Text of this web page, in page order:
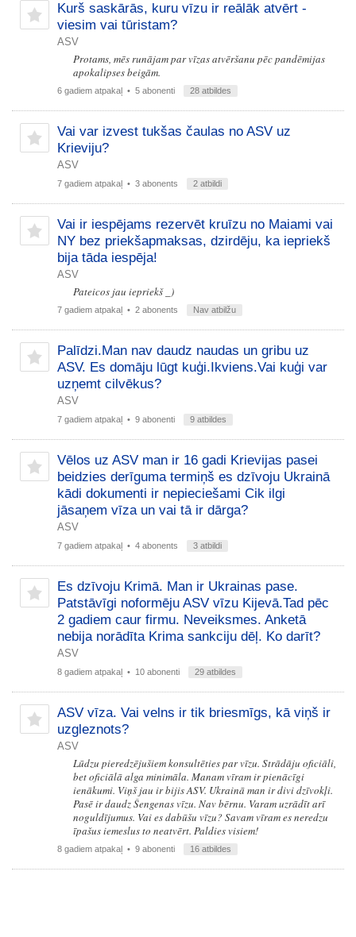
Kurš saskārās, kuru vīzu ir reālāk atvērt -
viesim vai tūristam?
ASV
Protams, mēs runājam par vīzas atvēršanu pēc pandēmijas
apokalipses beigām.
6 gadiem atpakaļ • 5 abonenti 28 atbildes
Vai var izvest tukšas čaulas no ASV uz
Krieviju?
ASV
7 gadiem atpakaļ • 3 abonents 2 atbildi
Vai ir iespējams rezervēt kruīzu no Maiami vai
NY bez priekšapmaksas, dzirdēju, ka iepriekš
bija tāda iespēja!
ASV
Pateicos jau iepriekš _)
7 gadiem atpakaļ • 2 abonents Nav atbilžu
Palīdzi.Man nav daudz naudas un gribu uz
ASV. Es domāju lūgt kuģi.Ikviens.Vai kuģi var
uzņemt cilvēkus?
ASV
7 gadiem atpakaļ • 9 abonenti 9 atbildes
Vēlos uz ASV man ir 16 gadi Krievijas pasei
beidzies derīguma termiņš es dzīvoju Ukrainā
kādi dokumenti ir nepieciešami Cik ilgi
jāsaņem vīza un vai tā ir dārga?
ASV
7 gadiem atpakaļ • 4 abonents 3 atbildi
Es dzīvoju Krimā. Man ir Ukrainas pase.
Patstāvīgi noformēju ASV vīzu Kijevā.Tad pēc
2 gadiem caur firmu. Neveiksmes. Anketā
nebija norādīta Krima sankciju dēļ. Ko darīt?
ASV
8 gadiem atpakaļ • 10 abonenti 29 atbildes
ASV vīza. Vai velns ir tik briesmīgs, kā viņš ir
uzgleznots?
ASV
Lūdzu pieredzējušiem konsultēties par vīzu. Strādāju oficiāli,
bet oficiālā alga minimāla. Manam vīram ir pienācīgi
ienākumi. Viņš jau ir bijis ASV. Ukrainā man ir divi dzīvokļi.
Pasē ir daudz Šengenas vīzu. Nav bērnu. Varam uzrādīt arī
noguldījumus. Vai es dabūšu vīzu? Savam vīram es neredzu
īpašus iemeslus to neatvērt. Paldies visiem!
8 gadiem atpakaļ • 9 abonenti 16 atbildes